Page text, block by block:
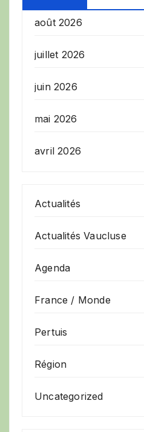
août 2026
juillet 2026
juin 2026
mai 2026
avril 2026
Actualités
Actualités Vaucluse
Agenda
France / Monde
Pertuis
Région
Uncategorized